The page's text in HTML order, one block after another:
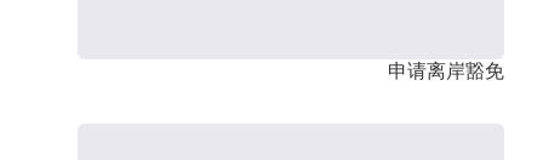
申请离岸豁免